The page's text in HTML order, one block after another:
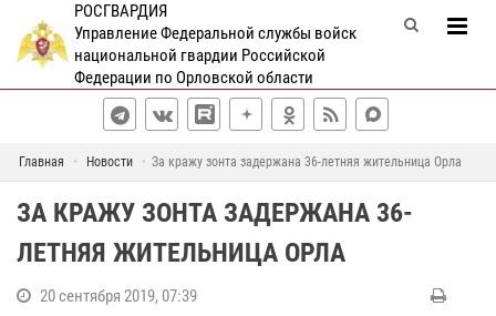
РОСГВАРДИЯ
Управление Федеральной службы войск
национальной гвардии Российской
Федерации по Орловской области
Главная Новости За кражу зонта задержана 36-летняя жительница Орла
ЗА КРАЖУ ЗОНТА ЗАДЕРЖАНА 36-
ЛЕТНЯЯ ЖИТЕЛЬНИЦА ОРЛА
20 сентября 2019, 07:39